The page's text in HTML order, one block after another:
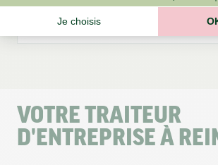
Je choisis
Axeptio consent
Plateforme de Gestion du Consentement :
Quel est le prix d’un plateau repas livré à
VOTRE TRAITEUR
D'ENTREPRISE À